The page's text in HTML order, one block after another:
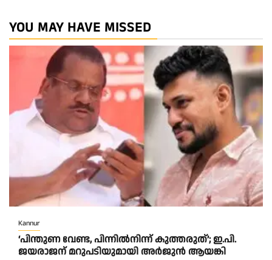
YOU MAY HAVE MISSED
Kannur
‘പിന്തുണ വേണ്ട, പിന്നിൽനിന്ന് കുത്തരുത്’; ഇ.പി.
ജയരാജന് മറുപടിയുമായി അർജുൻ ആയങ്കി